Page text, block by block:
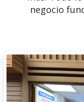
negocio